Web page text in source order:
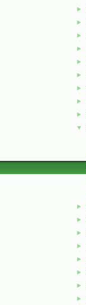
►
►
►
►
►
►
►
►
►
▼
►
►
►
►
►
►
►
►